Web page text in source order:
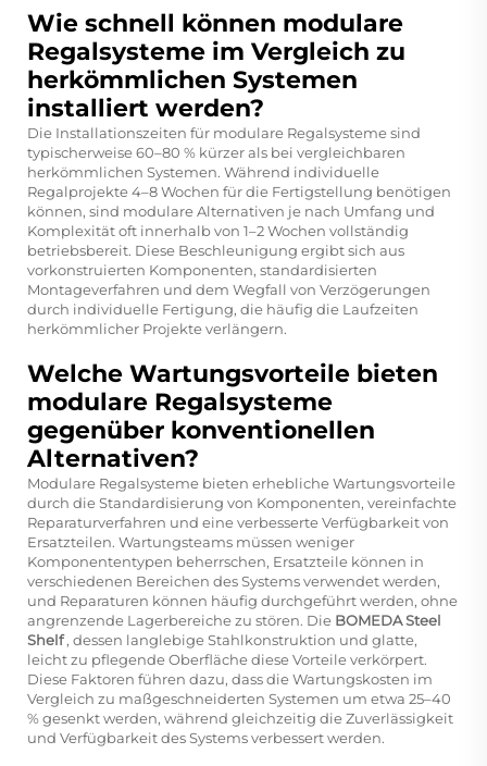
Wie schnell können modulare
Regalsysteme im Vergleich zu
herkömmlichen Systemen
installiert werden?
Die Installationszeiten für modulare Regalsysteme sind
typischerweise 60–80 % kürzer als bei vergleichbaren
herkömmlichen Systemen. Während individuelle
Regalprojekte 4–8 Wochen für die Fertigstellung benötigen
können, sind modulare Alternativen je nach Umfang und
Komplexität oft innerhalb von 1–2 Wochen vollständig
betriebsbereit. Diese Beschleunigung ergibt sich aus
vorkonstruierten Komponenten, standardisierten
Montageverfahren und dem Wegfall von Verzögerungen
durch individuelle Fertigung, die häufig die Laufzeiten
herkömmlicher Projekte verlängern.
Welche Wartungsvorteile bieten
modulare Regalsysteme
gegenüber konventionellen
Alternativen?
Modulare Regalsysteme bieten erhebliche Wartungsvorteile
durch die Standardisierung von Komponenten, vereinfachte
Reparaturverfahren und eine verbesserte Verfügbarkeit von
Ersatzteilen. Wartungsteams müssen weniger
Komponententypen beherrschen, Ersatzteile können in
verschiedenen Bereichen des Systems verwendet werden,
und Reparaturen können häufig durchgeführt werden, ohne
angrenzende Lagerbereiche zu stören. Die BOMEDA Steel
Shelf, dessen langlebige Stahlkonstruktion und glatte,
leicht zu pflegende Oberfläche diese Vorteile verkörpert.
Diese Faktoren führen dazu, dass die Wartungskosten im
Vergleich zu maßgeschneiderten Systemen um etwa 25–40
% gesenkt werden, während gleichzeitig die Zuverlässigkeit
und Verfügbarkeit des Systems verbessert werden.